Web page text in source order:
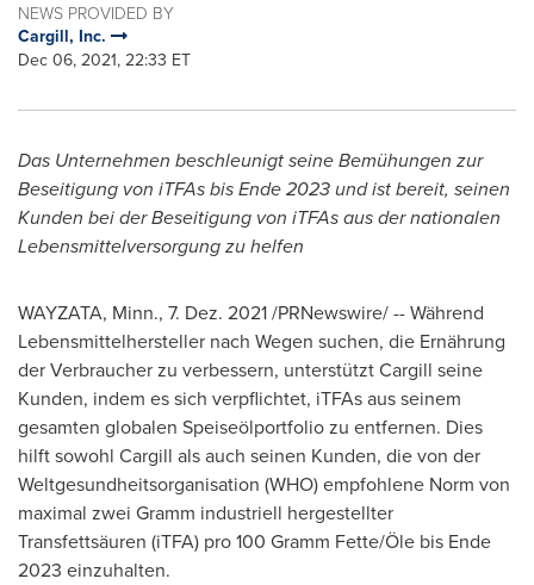
NEWS PROVIDED BY
Cargill, Inc.
Dec 06, 2021, 22:33 ET
Das Unternehmen beschleunigt seine Bemühungen zur
Beseitigung von iTFAs bis Ende 2023 und ist bereit, seinen
Kunden bei der Beseitigung von iTFAs aus der nationalen
Lebensmittelversorgung zu helfen
WAYZATA, Minn., 7. Dez. 2021 /PRNewswire/ --Während
Lebensmittelhersteller nach Wegen suchen, die Ernährung
der Verbraucher zu verbessern, unterstützt Cargill seine
Kunden, indem es sich verpflichtet, iTFAs aus seinem
gesamten globalen Speiseölportfolio zu entfernen. Dies
hilft sowohl Cargill als auch seinen Kunden, die von der
Weltgesundheitsorganisation (WHO) empfohlene Norm von
maximal zwei Gramm industriell hergestellter
Transfettsäuren (iTFA) pro 100 Gramm Fette/Öle bis Ende
2023 einzuhalten.